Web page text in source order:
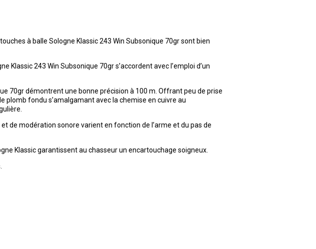
à balle Sologne Klassic 243 Win Subsonique 70gr sont bien
Klassic 243 Win Subsonique 70gr s’accordent avec l’emploi d’un
70gr démontrent une bonne précision à 100 m. Offrant peu de prise
plomb fondu s’amalgamant avec la chemise en cuivre au
de modération sonore varient en fonction de l’arme et du pas de
Klassic garantissent au chasseur un encartouchage soigneux.